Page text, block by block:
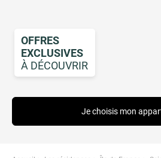
OFFRES
EXCLUSIVES
À DÉCOUVRIR
Je choisis mon